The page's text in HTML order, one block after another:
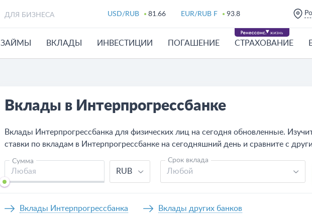
ДЛЯ БИЗНЕСА USD/RUB 81.66 EUR/RUB F 93.8
ЗАЙМЫ ВКЛАДЫ ИНВЕСТИЦИИ ПОГАШЕНИЕ СТРАХОВАНИЕ
Вклады в Интерпрогрессбанке
Вклады Интерпрогрессбанка для физических лиц на сегодня обновленные.
ставки по вкладам в Интерпрогрессбанке на сегодняшний день и сравните с
Сумма
RUB
Срок вклада
Любой
Вклады Интерпрогрессбанка Вклады других банков